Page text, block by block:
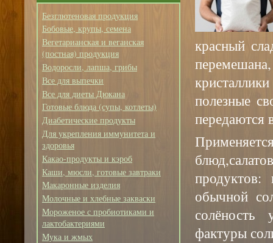
Безглютеновая продукция
Бобовые, крупы, семена
Вегетарианская и веганская
(постная) продукция
Водоросли, лапша, грибы
Все для выпечки
Все для диеты Дюкана
Готовые блюда (супы, котлеты)
Диабетические продукты
Для укрепления иммунитета и
здоровья
Какао-продукты и кэроб
Каши, мюсли, готовые завтраки
Макаронные изделия
Молочные и хлебные закваски
Мороженое с пробиотиками и
лактобактериями
Мука и жмых
красный
полезные
передаются
обычной
фактуры